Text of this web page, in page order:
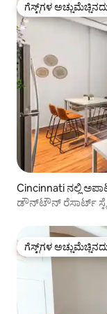
ಗೆಸ್ಟ್‌ಗಳ
ಗೆಸ್ಟ್‌ಗಳ
Cincinnati ನಲ್ಲಿ
ಡೌನ್‌ಟೌನ್ ರೆಸಾರ್ಟ್
ಗೆಸ್ಟ್‌ಗಳ
ಗೆಸ್ಟ್‌ಗಳ